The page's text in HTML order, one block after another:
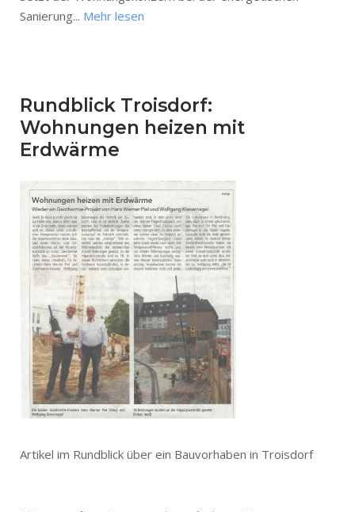
Sanierung... Mehr lesen
Rundblick Troisdorf:
Wohnungen heizen mit
Erdwärme
Artikel im Rundblick über ein Bauvorhaben in Troisdorf